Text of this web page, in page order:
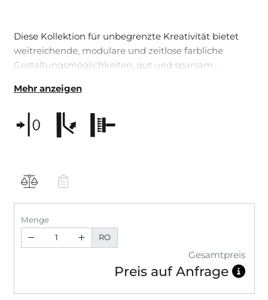
Diese Kollektion für unbegrenzte Kreativität bietet
weitreichende, modulare und zeitlose farbliche
Gestaltungsmöglichkeiten, gut und sparsam
Mehr anzeigen
Menge
RO
Gesamtpreis
Preis auf Anfrage